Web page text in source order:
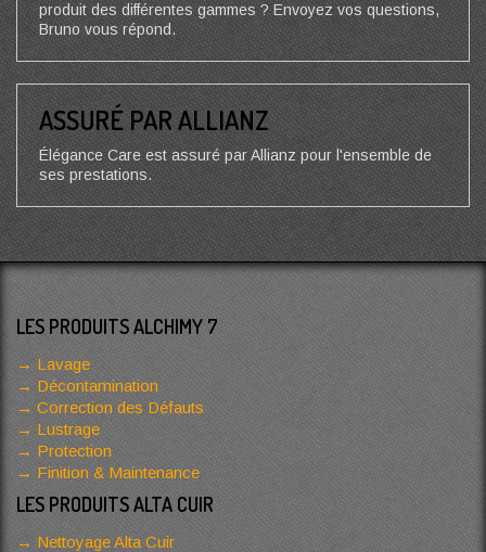
produit des différentes gammes ? Envoyez vos questions,
Bruno vous répond.
ASSURÉ PAR ALLIANZ
Élégance Care est assuré par Allianz pour l'ensemble de
ses prestations.
LES PRODUITS ALCHIMY 7
Lavage
Décontamination
Correction des Défauts
Lustrage
Protection
Finition & Maintenance
LES PRODUITS ALTA CUIR
Nettoyage Alta Cuir